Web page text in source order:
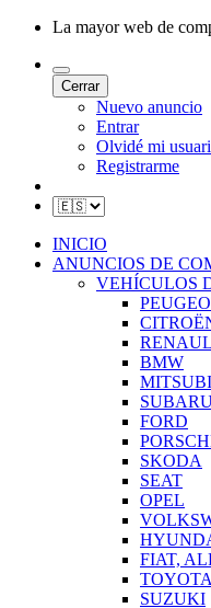
La mayor web de
Cerrar
Nuevo anuncio
Entrar
Olvidé mi
Registrarme
INICIO
ANUNCIOS DE
VEHÍCULOS
BMW
FORD
SKODA
SEAT
OPEL
FIAT,
TOYOTA
SUZUKI